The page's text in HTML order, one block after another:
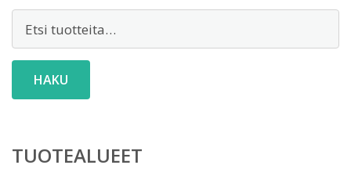
HAKU
TUOTEALUEET